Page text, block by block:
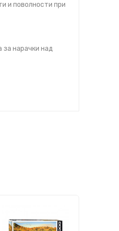
и поволности при
за нарачки над